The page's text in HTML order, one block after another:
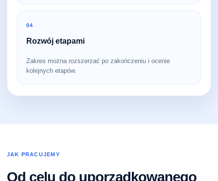
04
Rozwój etapami
Zakres można rozszerzać po zakończeniu i ocenie
kolejnych etapów.
JAK PRACUJEMY
Od celu do uporządkowanego